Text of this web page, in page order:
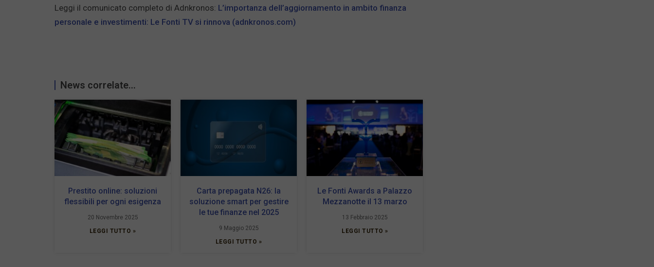
Leggi il comunicato completo di Adnkronos: L’importanza dell’aggiornamento in ambito finanza
personale e investimenti: Le Fonti TV si rinnova (adnkronos.com)
News correlate...
Prestito online: soluzioni
flessibili per ogni esigenza
20 Novembre 2025
LEGGI TUTTO »
Carta prepagata N26: la
soluzione smart per gestire
le tue finanze nel 2025
9 Maggio 2025
LEGGI TUTTO »
Le Fonti Awards a Palazzo
Mezzanotte il 13 marzo
13 Febbraio 2025
LEGGI TUTTO »